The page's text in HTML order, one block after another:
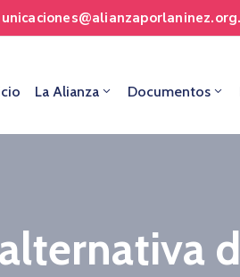
La Alianza Documentos